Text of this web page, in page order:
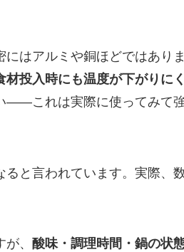
にはアルミや銅ほどではあり
投入時にも温度が下がりに
——これは実際に使ってみて
と言われています。実際、
、 酸味・調理時間・鍋の状